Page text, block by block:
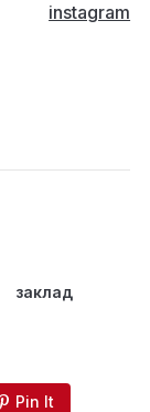
instagram
заклад
Pin It